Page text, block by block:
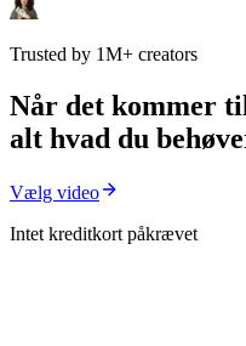
Trusted by 1M+ creators
Når det kommer
alt hvad du
Vælg video
Intet kreditkort påkrævet